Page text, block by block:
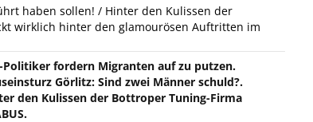
haben sollen! / Hinter den Kulissen der
wirklich hinter den glamourösen Auftritten im
Politiker fordern Migranten auf zu putzen.
Görlitz: Sind zwei Männer schuld?.
den Kulissen der Bottroper Tuning-Firma